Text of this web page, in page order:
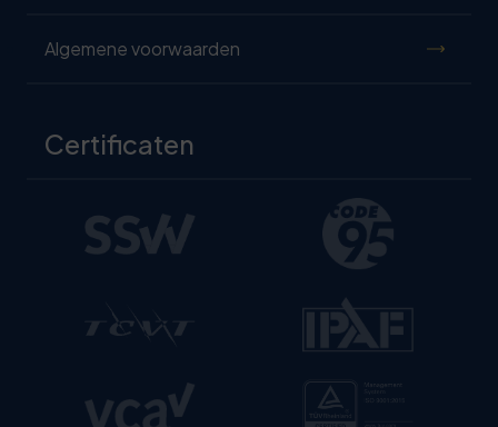
Algemene voorwaarden
Certificaten